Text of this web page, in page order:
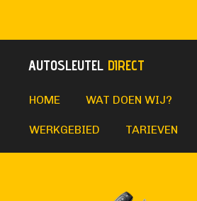
direct
naarAUTOSLEUTEL DIRECT
HOME WAT DOEN WIJ?
WERKGEBIED TARIEVEN